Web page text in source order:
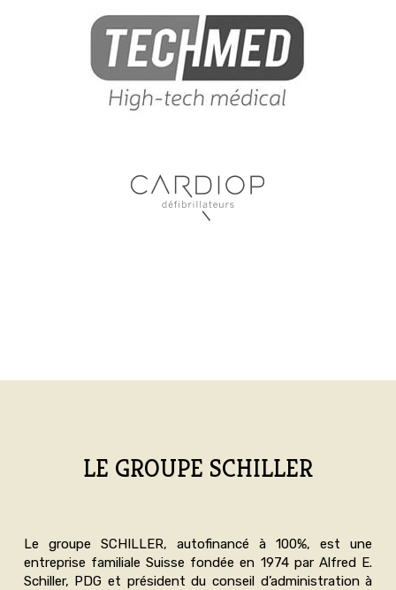
LE GROUPE SCHILLER
Le groupe SCHILLER, autofinancé à 100%, est une
entreprise familiale Suisse fondée en 1974 par Alfred E.
Schiller, PDG et président du conseil d’administration à